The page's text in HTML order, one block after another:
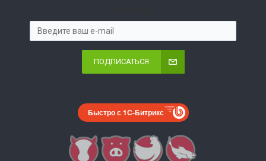
ПОДПИСАТЬСЯ
Быстро с 1С-Битрикс